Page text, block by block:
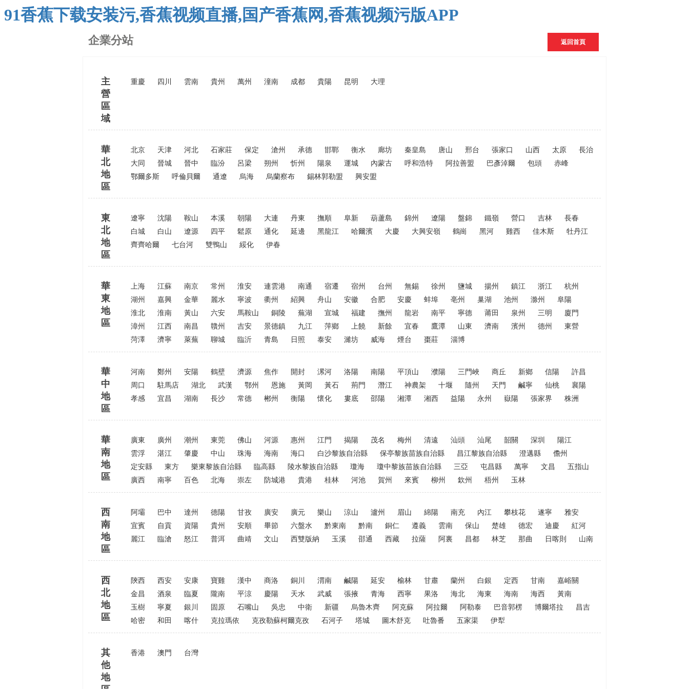
91香蕉下载安装污,香蕉视频直播,国产香蕉网,香蕉视频污版APP
企業分站 返回首頁
主
營
區
域
重慶 四川 雲南 貴州 萬州 潼南 成都 貴陽 昆明 大理
華
北
地
區
北京 天津 河北 石家莊 保定 滄州 承德 邯鄲 衡水 廊坊 秦皇島 唐山 邢台 張家口 山西 太原
長治
大同
晉城 晉中 臨汾 呂梁 朔州 忻州 陽泉 運城 內蒙古 呼和浩特 阿拉善盟 巴彥淖爾 包頭
赤峰
鄂爾多斯
呼倫貝爾 通遼 烏海 烏蘭察布 錫林郭勒盟 興安盟
東
北
地
區
遼寧 沈陽 鞍山 本溪 朝陽 大連 丹東 撫順 阜新 葫蘆島 錦州 遼陽 盤錦 鐵嶺 營口 吉林
長春
白城
白山 遼源 四平 鬆原 通化 延邊 黑龍江 哈爾濱 大慶 大興安嶺 鶴崗 黑河 雞西 佳木斯
牡丹江
齊齊哈爾
七台河 雙鴨山 綏化 伊春
華
東
地
區
上海 江蘇 南京 常州 淮安 連雲港 南通 宿遷 宿州 台州 無錫 徐州 鹽城 揚州 鎮江 浙江
杭州
湖州
嘉興 金華 麗水 寧波 衢州 紹興 舟山 安徽 合肥 安慶 蚌埠 亳州 巢湖 池州 滁州
阜陽
淮北
淮南 黃山 六安 馬鞍山 銅陵 蕪湖 宣城 福建 撫州 龍岩 南平 寧德 莆田 泉州 三明
廈門
漳州
江西 南昌 贛州 吉安 景德鎮 九江 萍鄉 上饒 新餘 宜春 鷹潭 山東 濟南 濱州 德州
東營
菏澤
濟寧 萊蕪 聊城 臨沂 青島 日照 泰安 濰坊 威海 煙台 棗莊 淄博
華
中
地
區
河南 鄭州 安陽 鶴壁 濟源 焦作 開封 漯河 洛陽 南陽 平頂山 濮陽 三門峽 商丘 新鄉 信陽
許昌
周口
駐馬店 湖北 武漢 鄂州 恩施 黃岡 黃石 荊門 潛江 神農架 十堰 隨州 天門 鹹寧 仙桃
襄陽
孝感
宜昌 湖南 長沙 常德 郴州 衡陽 懷化 婁底 邵陽 湘潭 湘西 益陽 永州 嶽陽 張家界 株洲
華
南
地
區
廣東 廣州 潮州 東莞 佛山 河源 惠州 江門 揭陽 茂名 梅州 清遠 汕頭 汕尾 韶關 深圳
陽江
雲浮
湛江 肇慶 中山 珠海 海南 海口 白沙黎族自治縣 保亭黎族苗族自治縣 昌江黎族自治縣 澄邁縣
儋州
定安縣
東方 樂東黎族自治縣 臨高縣 陵水黎族自治縣 瓊海 瓊中黎族苗族自治縣 三亞 屯昌縣 萬寧 文昌
五指山
廣西
南寧 百色 北海 崇左 防城港 貴港 桂林 河池 賀州 來賓 柳州 欽州 梧州 玉林
西
南
地
區
阿壩 巴中 達州 德陽 甘孜 廣安 廣元 樂山 涼山 瀘州 眉山 綿陽 南充 內江 攀枝花 遂寧
雅安
宜賓
自貢 資陽 貴州 安順 畢節 六盤水 黔東南 黔南 銅仁 遵義 雲南 保山 楚雄 德宏 迪慶
紅河
麗江
臨滄 怒江 普洱 曲靖 文山 西雙版納 玉溪 邵通 西藏 拉薩 阿裏 昌都 林芝 那曲 日喀則 山南
西
北
地
區
陝西 西安 安康 寶雞 漢中 商洛 銅川 渭南 鹹陽 延安 榆林 甘肅 蘭州 白銀 定西 甘南
嘉峪關
金昌
酒泉 臨夏 隴南 平涼 慶陽 天水 武威 張掖 青海 西寧 果洛 海北 海東 海南 海西
黃南
玉樹
寧夏 銀川 固原 石嘴山 吳忠 中衛 新疆 烏魯木齊 阿克蘇 阿拉爾 阿勒泰 巴音郭楞 博爾塔拉
昌吉
哈密
和田 喀什 克拉瑪依 克孜勒蘇柯爾克孜 石河子 塔城 圖木舒克 吐魯番 五家渠 伊犁
其
他
地
香港 澳門 台灣